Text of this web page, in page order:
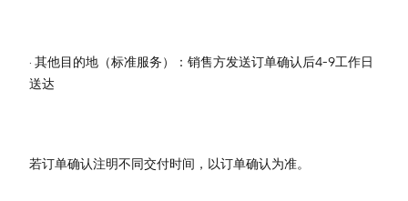
· 其他目的地（标准服务）：销售方发送订单确认后4-9工作日
送达
若订单确认注明不同交付时间，以订单确认为准。